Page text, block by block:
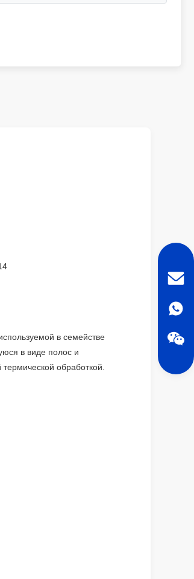
в семействе
в виде полос и
обработкой.